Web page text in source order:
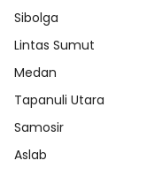
Sibolga
Lintas Sumut
Medan
Tapanuli Utara
Samosir
Aslab